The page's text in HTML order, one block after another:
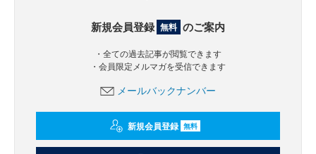
新規会員登録 無料 のご案内
・全ての過去記事が閲覧できます
・会員限定メルマガを受信できます
メールバックナンバー
新規会員登録 無料